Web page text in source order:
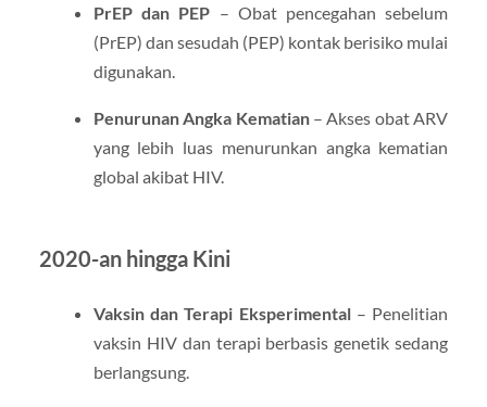
PrEP dan PEP – Obat pencegahan sebelum
(PrEP) dan sesudah (PEP) kontak berisiko mulai
digunakan.
Penurunan Angka Kematian– Akses obat ARV
yang lebih luas menurunkan angka kematian
global akibat HIV.
2020-an hingga Kini
Vaksin dan Terapi Eksperimental– Penelitian
vaksin HIV dan terapi berbasis genetik sedang
berlangsung.